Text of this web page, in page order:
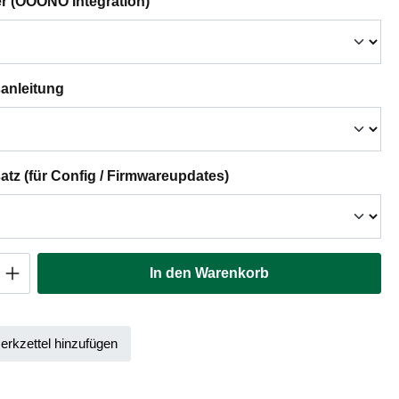
(für Config / Firmwareupdates)auswählen
Anzahl: Gib den gewünschten Wert ein
In den Warenkorb
hinzufügen